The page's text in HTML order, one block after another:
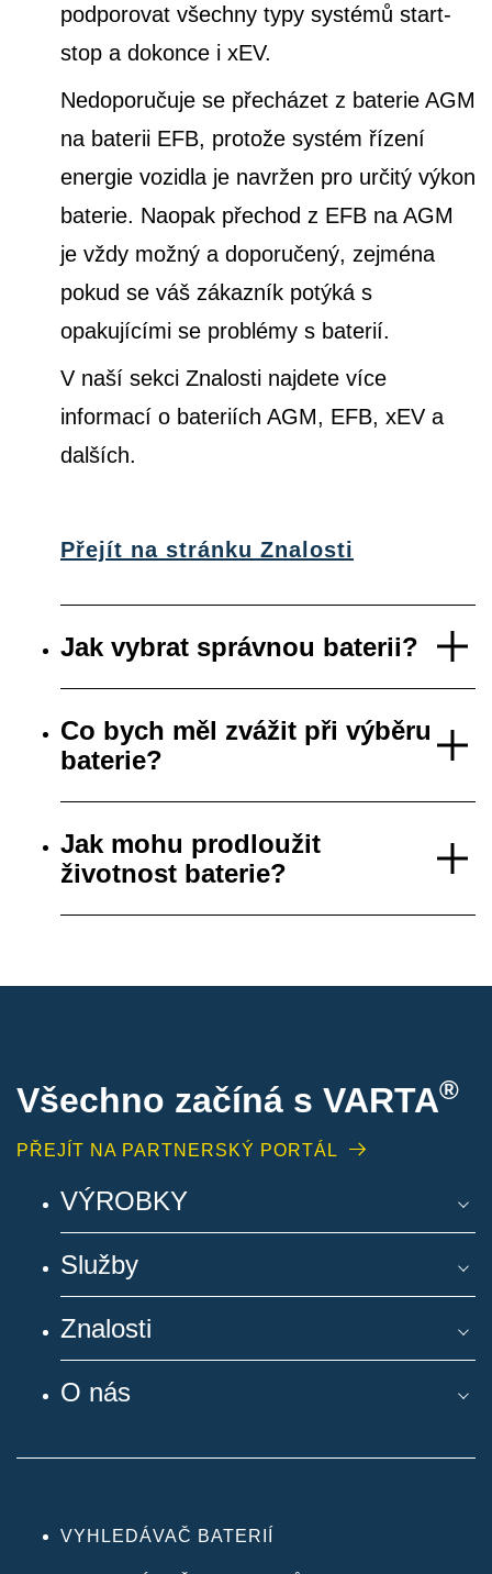
podporovat všechny typy systémů start-
stop a dokonce i xEV.
Nedoporučuje se přecházet z baterie AGM
na baterii EFB, protože systém řízení
energie vozidla je navržen pro určitý výkon
baterie. Naopak přechod z EFB na AGM
je vždy možný a doporučený, zejména
pokud se váš zákazník potýká s
opakujícími se problémy s baterií.
V naší sekci Znalosti najdete více
informací o bateriích AGM, EFB, xEV a
dalších.
Přejít na stránku Znalosti
Jak vybrat správnou baterii?
Co bych měl zvážit při výběru
baterie?
Jak mohu prodloužit
životnost baterie?
Všechno začíná s VARTA®
PŘEJÍT NA PARTNERSKÝ PORTÁL
VÝROBKY
Služby
Znalosti
O nás
VYHLEDÁVAČ BATERIÍ